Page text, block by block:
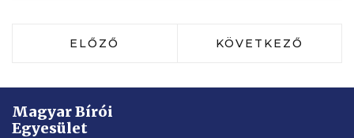
ELŐZŐ CIKK: DR. MERÉNYI PÉTER:
ELŐZŐ KÖVETKEZŐ
KÖVETKEZŐ
Magyar Bírói
Egyesület